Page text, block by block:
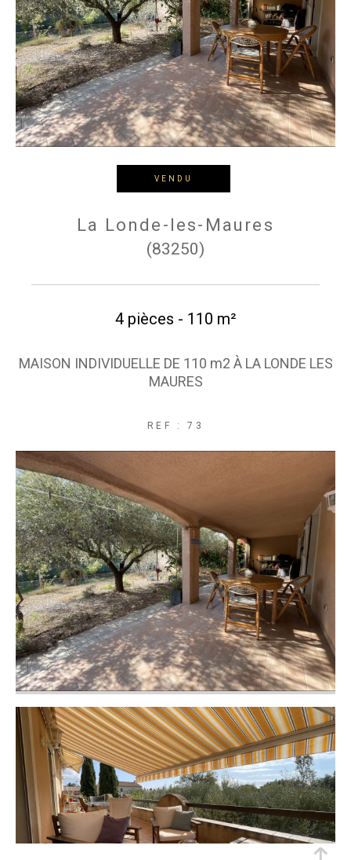
VENDU
La Londe-les-Maures
(83250)
4 pièces - 110 m²
MAISON INDIVIDUELLE DE 110 m2 À LA LONDE LES
MAURES
REF : 73
Budget
Budget
Surface
Surface
Pièces
COUPS DE COEUR
RECHERCHER